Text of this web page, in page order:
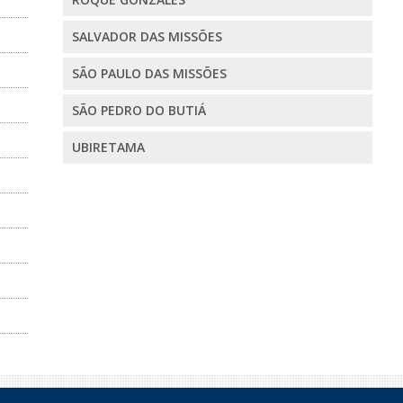
SALVADOR DAS MISSÕES
SÃO PAULO DAS MISSÕES
SÃO PEDRO DO BUTIÁ
UBIRETAMA